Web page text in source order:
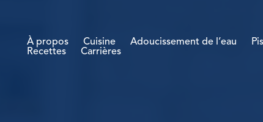
À propos Cuisine Adoucissement de l’eau
Recettes
Carrières